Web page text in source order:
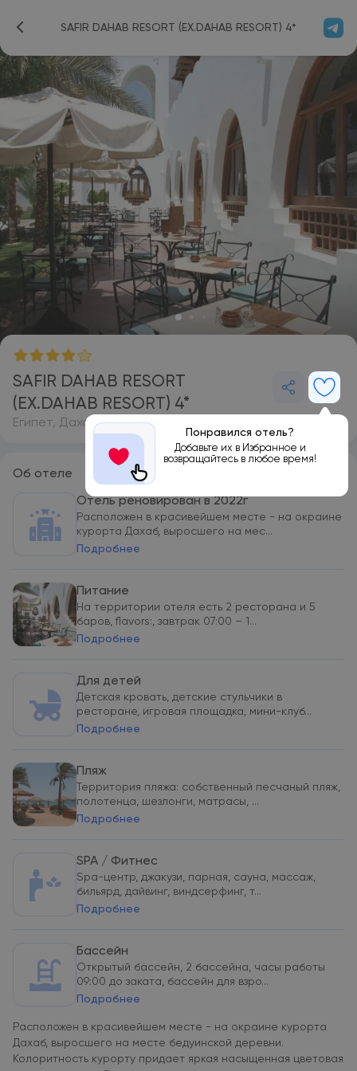
SAFIR DAHAB RESORT (EX.DAHAB RESORT) 4*
SAFIR DAHAB RESORT
(EX.DAHAB RESORT) 4*
Понравился отель?
Добавьте их в Избранное и
возвращайтесь в любое время!
Египет, Дахаб
Об отеле
Отель реновирован в 2022г
Расположен в красивейшем месте - на окраине
курорта Дахаб, выросшего на мес...
Подробнее
Питание
На территории отеля есть 2 ресторана и 5
баров, flavors:, завтрак 07:00 – 1...
Подробнее
Для детей
Детская кровать, детские стульчики в
ресторане, игровая площадка, мини-клуб...
Подробнее
Пляж
Территория пляжа: собственный песчаный пляж,
полотенца, шезлонги, матрасы, ...
Подробнее
SPA / Фитнес
Spa-центр, джакузи, парная, сауна, массаж,
бильярд, дайвинг, виндсерфинг, т...
Подробнее
Бассейн
Открытый бассейн, 2 бассейна, часы работы
09:00 до заката, бассейн для взро...
Подробнее
Расположен в красивейшем месте - на окраине курорта
Дахаб, выросшего на месте бедуинской деревни.
Колоритность курорту придает яркая насыщенная цветовая